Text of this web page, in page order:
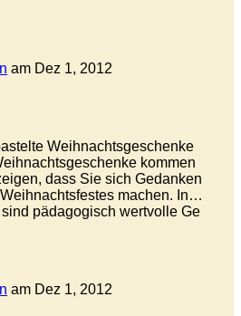
am Dez 1, 2012
Weihnachtsgeschenke
kommen
dass Sie sich Gedanken
machen. In…
pädagogisch wertvolle Ge
am Dez 1, 2012